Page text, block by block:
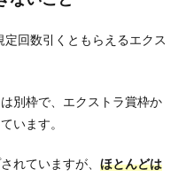
回数引くともらえるエクス
別枠で、エクストラ賞枠か
います。
れていますが、 ほとんどは